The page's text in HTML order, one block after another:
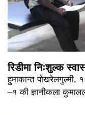
रिडीमा निःशुल्क
हुमाकान्त पोखरेलगुल्मी,
–१ की ज्ञानीकला